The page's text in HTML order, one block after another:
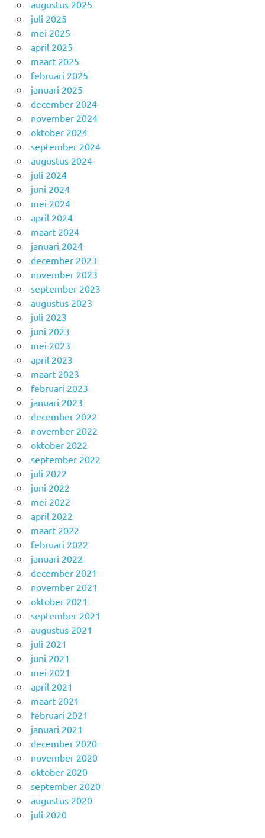
augustus 2025
juli 2025
mei 2025
april 2025
maart 2025
februari 2025
januari 2025
december 2024
november 2024
oktober 2024
september 2024
augustus 2024
juli 2024
juni 2024
mei 2024
april 2024
maart 2024
januari 2024
december 2023
november 2023
september 2023
augustus 2023
juli 2023
juni 2023
mei 2023
april 2023
maart 2023
februari 2023
januari 2023
december 2022
november 2022
oktober 2022
september 2022
juli 2022
juni 2022
mei 2022
april 2022
maart 2022
februari 2022
januari 2022
december 2021
november 2021
oktober 2021
september 2021
augustus 2021
juli 2021
juni 2021
mei 2021
april 2021
maart 2021
februari 2021
januari 2021
december 2020
november 2020
oktober 2020
september 2020
augustus 2020
juli 2020